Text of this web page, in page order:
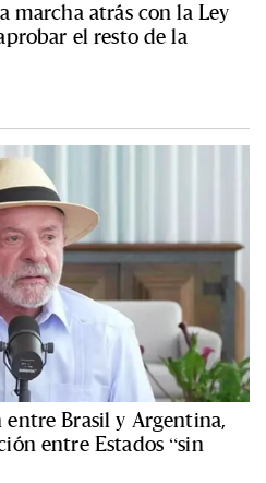
marcha atrás con la Ley
el resto de la
Brasil y Argentina,
entre Estados “sin